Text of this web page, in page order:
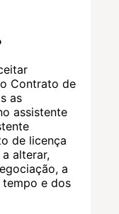
Contrato de
as
assistente
de licença
alterar,
a
e dos